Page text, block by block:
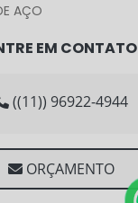
AÇO
DE AÇO
METÁLICAS
DE FERRO
EM CONTATO
((11)) 96922-4944
ORÇAMENTO